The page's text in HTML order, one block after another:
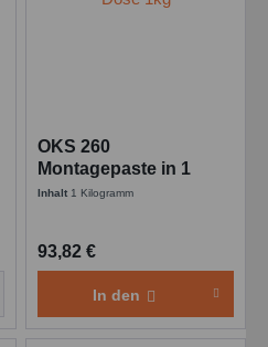
OKS 260
Montagepaste in 1
KG/Do
Inhalt 1 Kilogramm
93,82 €
In den